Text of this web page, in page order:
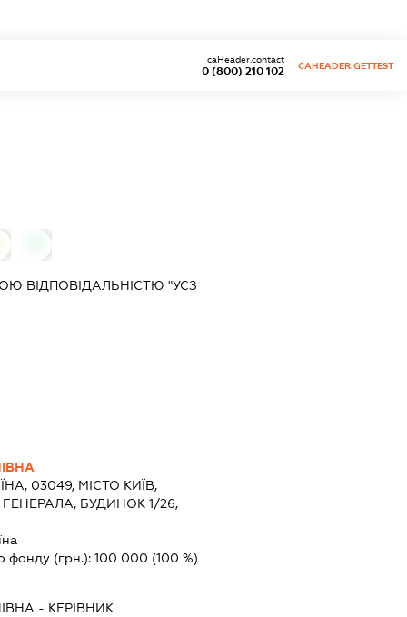
0 (800) 210 102
caHeader.contact
CAHEADER.GETTEST
ВІДПОВІДАЛЬНІСТЮ "УСЗ
03049, МІСТО КИЇВ,
БУДИНОК 1/26,
фонду (грн.): 100 000 (100 %)
- КЕРІВНИК